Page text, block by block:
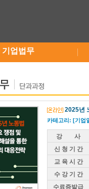
기업법무
2025년
카테고리: [기업
강 사
신 청 기 간
교 육 시 간
수 강 기 간
수료증발급